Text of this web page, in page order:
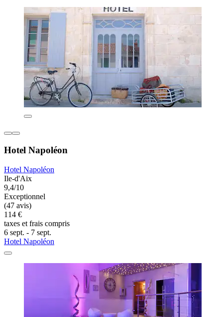
Hotel Napoléon
Hotel Napoléon
Ile-d'Aix
9,4/10
Exceptionnel
(47 avis)
114 €
taxes et frais compris
6 sept. - 7 sept.
Hotel Napoléon